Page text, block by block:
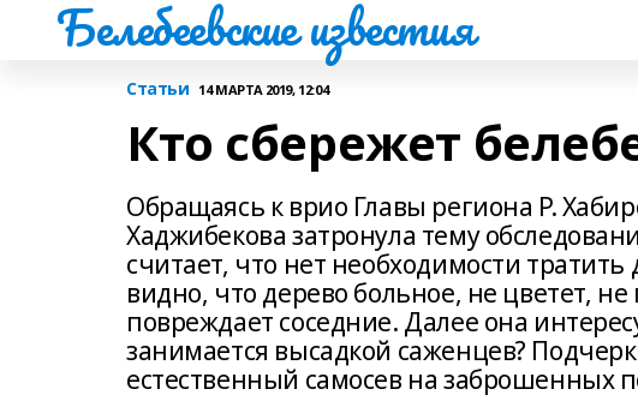
Белебеевские известия
Статьи 14 МАРТА 2019, 12:04
Кто сбережет
Обращаясь к врио Главы региона Р.
Хаджибекова затронула тему
считает, что нет необходимости
видно, что дерево больное, не цветет,
повреждает соседние. Далее она
занимается высадкой саженцев?
естественный самосев на заброшенных